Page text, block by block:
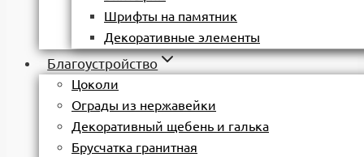
Шрифты на памятник
Декоративные элементы
Благоустройство
Цоколи
Ограды из нержавейки
Декоративный щебень и галька
Брусчатка гранитная